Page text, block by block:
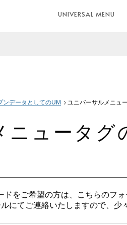
UNIVERSAL MENU
ンデータとしてのUM ユニバーサルメニュ
ニュータグ
をご希望の方は、こちらのフ
にてご連絡いたしますので、少